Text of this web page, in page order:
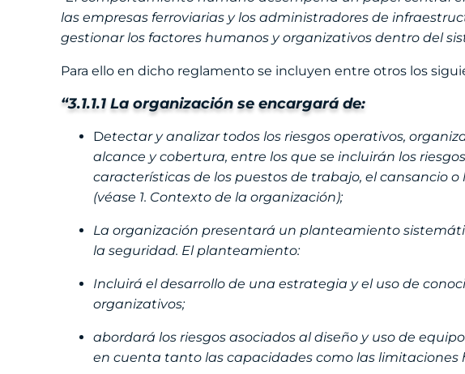
las empresas ferroviarias y los administradores de
gestionar los factores humanos y organizativos dentro del
Para ello en dicho reglamento se incluyen entre otros los
“3.1.1.1 La organización se encargará de:
Detectar y analizar todos los riesgos operativos,
alcance y cobertura, entre los que se incluirán los
características de los puestos de trabajo, el cansancio
(véase 1. Contexto de la organización);
La organización presentará un planteamiento
la seguridad. El planteamiento:
Incluirá el desarrollo de una estrategia y el uso de
organizativos;
abordará los riesgos asociados al diseño y uso de
en cuenta tanto las capacidades como las